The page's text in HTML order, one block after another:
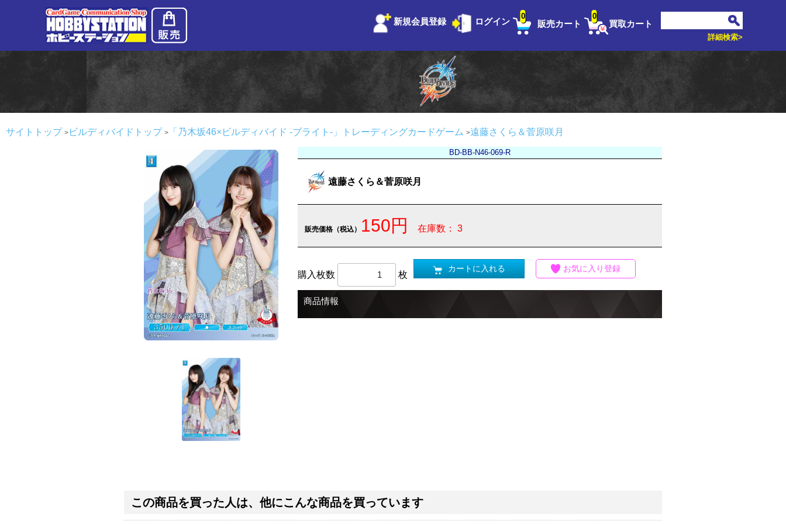
新規会員登録 ログイン 販売カート
0
買取カート
0
詳細検索>
サイトトップ ビルディバイドトップ 「乃木坂46×ビルディバイド -ブライト-」トレーディングカードゲーム 遠藤さくら＆菅原咲月
BD-BB-N46-069-R
遠藤さくら＆菅原咲月
販売価格（税込） 150円 在庫数： 3
購入枚数 枚
カートに入れる お気に入り登録
商品情報
この商品を買った人は、他にこんな商品を買っています